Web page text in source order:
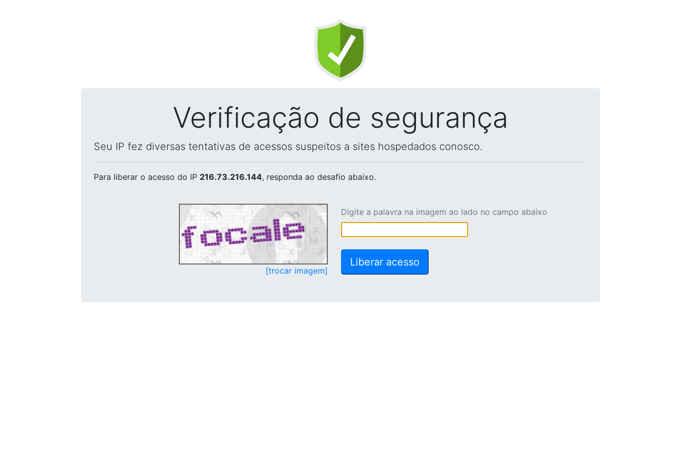
Verificação de segurança
Seu IP fez diversas tentativas de acessos suspeitos a sites hospedados conosco.
Para liberar o acesso do IP 216.73.216.144, responda ao desafio abaixo.
[trocar imagem]
Digite a palavra na imagem ao lado no campo abaixo